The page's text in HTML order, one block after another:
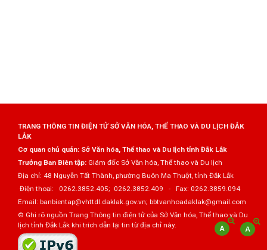
TRANG THÔNG TIN ĐIỆN TỬ SỞ VĂN HÓA, THỂ THAO VÀ DU LỊCH ĐẮK
LẮK
Cơ quan chủ quản: Sở Văn hóa, Thể thao và Du lịch tỉnh Đắk Lắk
Trưởng Ban Biên tập: Giám đốc Sở Văn hóa, Thể thao và Du lịch
Địa chỉ: 48 Nguyễn Tất Thành, phường Buôn Ma Thuột, tỉnh Đắk Lắk
Điện thoại: 0262.3852.405; 0262.3852.409 - Fax: 0262.3859.094
Email: banbientap@vhttdl.daklak.gov.vn; bbtvanhoadaklak@gmail.com
© Ghi rõ nguồn Trang Thông tin điện tử của Sở Văn hóa, Thể thao và Du
lịch tỉnh Đắk Lắk khi trích dẫn lại tin từ địa chỉ này.